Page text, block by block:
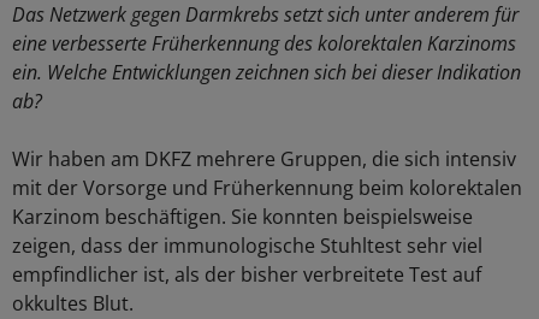
Das Netzwerk gegen Darmkrebs setzt sich unter anderem für
eine verbesserte Früherkennung des kolorektalen Karzinoms
ein. Welche Entwicklungen zeichnen sich bei dieser Indikation
ab?
Wir haben am DKFZ mehrere Gruppen, die sich intensiv
mit der Vorsorge und Früherkennung beim kolorektalen
Karzinom beschäftigen. Sie konnten beispielsweise
zeigen, dass der immunologische Stuhltest sehr viel
empfindlicher ist, als der bisher verbreitete Test auf
okkultes Blut.